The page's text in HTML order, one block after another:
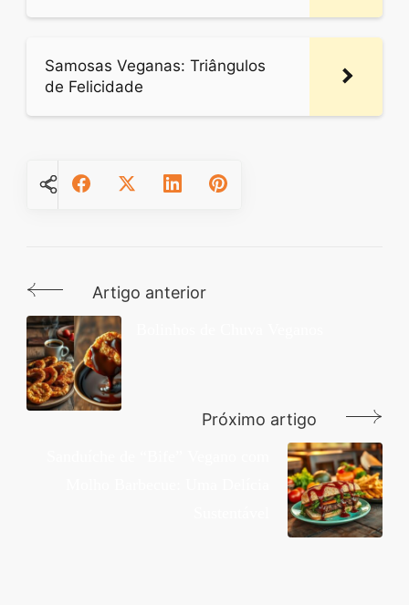
Samosas Veganas: Triângulos
de Felicidade
Navegação
de
post
Artigo anterior
Próximo artigo